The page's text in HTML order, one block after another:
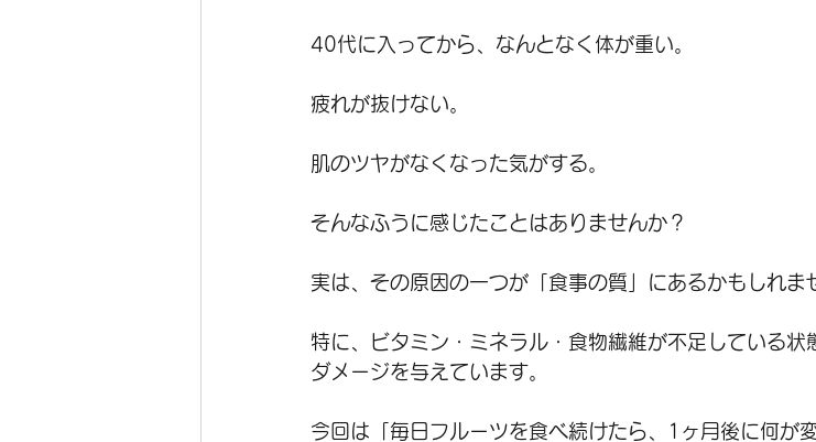
40代に入ってから、なんとなく体が重い。
疲れが抜けない。
肌のツヤがなくなった気がする。
そんなふうに感じたことはありませんか？
実は、その原因の一つが「食事の質」にあるかもしれま
特に、ビタミン・ミネラル・食物繊維が不足している
ダメージを与えています。
今回は「毎日フルーツを食べ続けたら、1ヶ月後に何が